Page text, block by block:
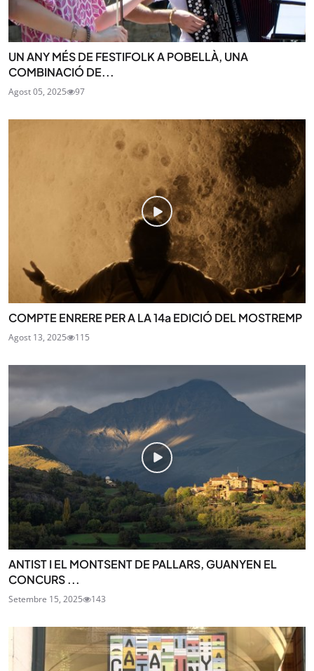
UN ANY MÉS DE FESTIFOLK A POBELLÀ, UNA
COMBINACIÓ DE...
Agost 05, 2025 97
COMPTE ENRERE PER A LA 14a EDICIÓ DEL MOSTREMP
Agost 13, 2025 115
ANTIST I EL MONTSENT DE PALLARS, GUANYEN EL
CONCURS ...
Setembre 15, 2025 143